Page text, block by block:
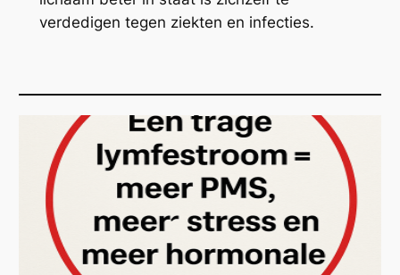
verdedigen tegen ziekten en infecties.